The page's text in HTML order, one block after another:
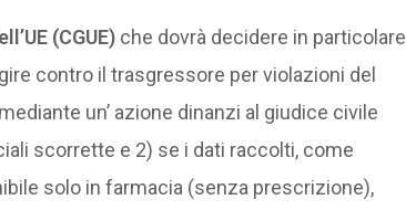
(CGUE)che dovrà decidere in particolare
contro il trasgressore per violazioni del
un’ azione dinanzi al giudice civile
scorrette e 2) se i dati raccolti, come
solo in farmacia (senza prescrizione),